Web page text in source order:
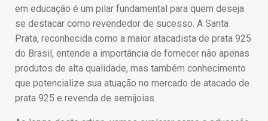
em educação é um pilar fundamental para quem deseja
se destacar como revendedor de sucesso. A Santa
Prata, reconhecida como a maior atacadista de prata 925
do Brasil, entende a importância de fornecer não apenas
produtos de alta qualidade, mas também conhecimento
que potencialize sua atuação no mercado de atacado de
prata 925 e revenda de semijoias.